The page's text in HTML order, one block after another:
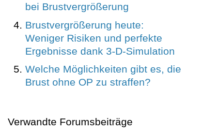
bei Brustvergrößerung
Brustvergrößerung heute:
Weniger Risiken und perfekte
Ergebnisse dank 3-D-Simulation
Welche Möglichkeiten gibt es, die
Brust ohne OP zu straffen?
Verwandte Forumsbeiträge